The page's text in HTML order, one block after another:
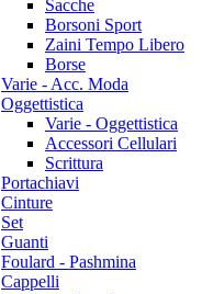
Sacche
Borsoni Sport
Zaini Tempo Libero
Borse
Varie - Acc. Moda
Oggettistica
Varie - Oggettistica
Accessori Cellulari
Scrittura
Portachiavi
Cinture
Set
Guanti
Foulard - Pashmina
Cappelli